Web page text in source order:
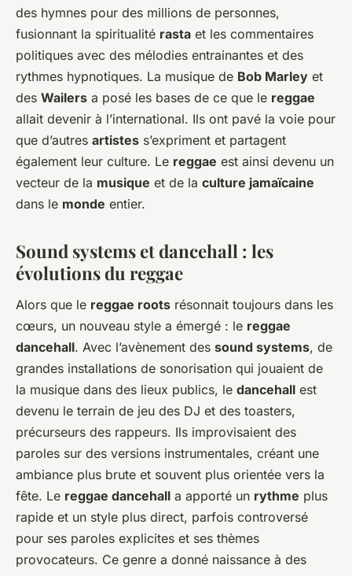
des hymnes pour des millions de personnes,
fusionnant la spiritualité rasta et les commentaires
politiques avec des mélodies entrainantes et des
rythmes hypnotiques. La musique de Bob Marley et
des Wailers a posé les bases de ce que le reggae
allait devenir à l’international. Ils ont pavé la voie pour
que d’autres artistes s’expriment et partagent
également leur culture. Le reggae est ainsi devenu un
vecteur de la musique et de la culture jamaïcaine
dans le monde entier.
Sound systems et dancehall : les
évolutions du reggae
Alors que le reggae roots résonnait toujours dans les
cœurs, un nouveau style a émergé : le reggae
dancehall. Avec l’avènement des sound systems, de
grandes installations de sonorisation qui jouaient de
la musique dans des lieux publics, le dancehall est
devenu le terrain de jeu des DJ et des toasters,
précurseurs des rappeurs. Ils improvisaient des
paroles sur des versions instrumentales, créant une
ambiance plus brute et souvent plus orientée vers la
fête. Le reggae dancehall a apporté un rythme plus
rapide et un style plus direct, parfois controversé
pour ses paroles explicites et ses thèmes
provocateurs. Ce genre a donné naissance à des